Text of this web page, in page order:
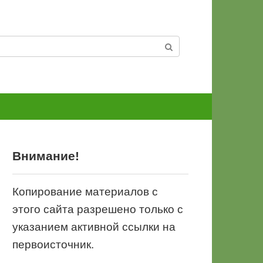
Внимание!
Копирование материалов с
этого сайта разрешено только с
указанием активной ссылки на
первоисточник.